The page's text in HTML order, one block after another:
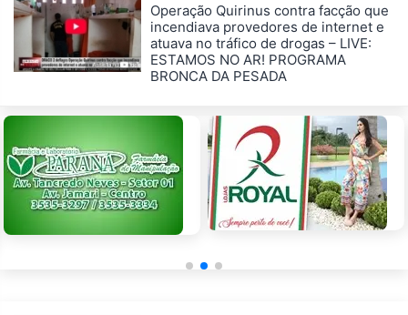
Operação Quirinus contra facção que
incendiava provedores de internet e
atuava no tráfico de drogas – LIVE:
ESTAMOS NO AR! PROGRAMA
BRONCA DA PESADA